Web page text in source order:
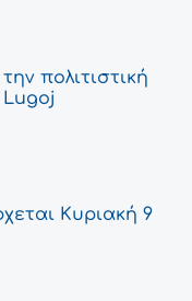
πολιτιστική
Lugoj
Κυριακή 9